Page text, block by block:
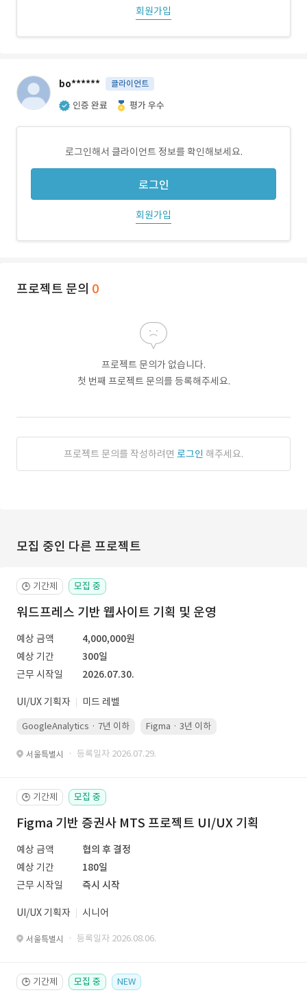
회원가입
bo****** 클라이언트
인증 완료 평가 우수
로그인해서 클라이언트 정보를 확인해보세요.
로그인
회원가입
프로젝트 문의 0
프로젝트 문의가 없습니다.
첫 번째 프로젝트 문의를 등록해주세요.
프로젝트 문의를 작성하려면 로그인 해주세요.
모집 중인 다른 프로젝트
🕒 기간제 모집 중
워드프레스 기반 웹사이트 기획 및 운영
예상 금액
4,000,000원
예상 기간
300일
근무 시작일
2026.07.30.
UI/UX 기획자 미드 레벨
GoogleAnalytics · 7년 이하 Figma · 3년 이하
서울특별시 · 등록일자 2026.07.29.
🕒 기간제 모집 중
Figma 기반 증권사 MTS 프로젝트 UI/UX 기획
예상 금액
협의 후 결정
예상 기간
180일
근무 시작일
즉시 시작
UI/UX 기획자 시니어
서울특별시 · 등록일자 2026.08.06.
🕒 기간제 모집 중 NEW